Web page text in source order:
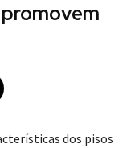
dos pisos